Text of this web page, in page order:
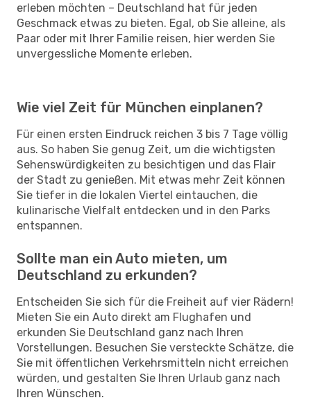
erleben möchten – Deutschland hat für jeden
Geschmack etwas zu bieten. Egal, ob Sie alleine, als
Paar oder mit Ihrer Familie reisen, hier werden Sie
unvergessliche Momente erleben.
Wie viel Zeit für München einplanen?
Für einen ersten Eindruck reichen 3 bis 7 Tage völlig
aus. So haben Sie genug Zeit, um die wichtigsten
Sehenswürdigkeiten zu besichtigen und das Flair
der Stadt zu genießen. Mit etwas mehr Zeit können
Sie tiefer in die lokalen Viertel eintauchen, die
kulinarische Vielfalt entdecken und in den Parks
entspannen.
Sollte man ein Auto mieten, um
Deutschland zu erkunden?
Entscheiden Sie sich für die Freiheit auf vier Rädern!
Mieten Sie ein Auto direkt am Flughafen und
erkunden Sie Deutschland ganz nach Ihren
Vorstellungen. Besuchen Sie versteckte Schätze, die
Sie mit öffentlichen Verkehrsmitteln nicht erreichen
würden, und gestalten Sie Ihren Urlaub ganz nach
Ihren Wünschen.